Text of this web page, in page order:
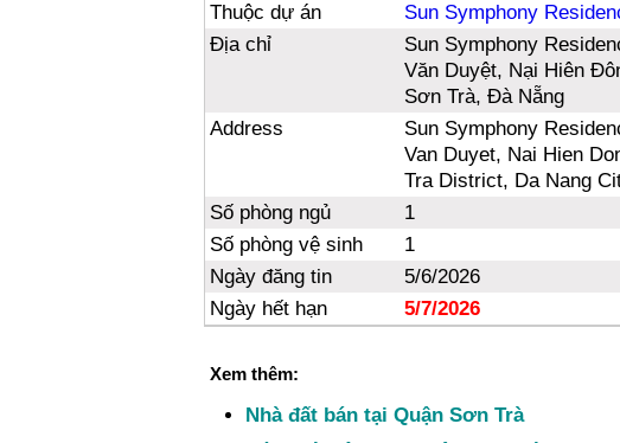
Thuộc dự án
Sun Symphony
Địa chỉ
Sun Symphony
Văn Duyệt, Nại Hiên
Sơn Trà, Đà Nẵng
Address
Sun Symphony
Van Duyet, Nai Hien
Tra District, Da Nang
Số phòng ngủ
1
Số phòng vệ sinh
1
Ngày đăng tin
5/6/2026
Ngày hết hạn
5/7/2026
Xem thêm:
Nhà đất bán tại Quận Sơn Trà